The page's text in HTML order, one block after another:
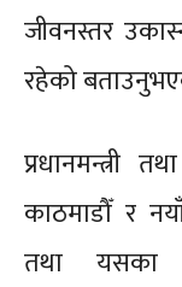
जीवनस्तर
रहेको
प्रधानमन्त्री
काठमाडौँ र
तथा यसका